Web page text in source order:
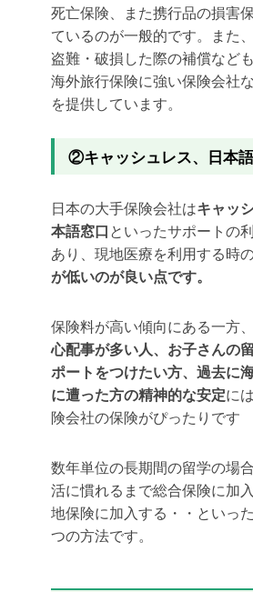
死亡保険、また携行品の損害
ているのが一般的です。また
盗難・破損した際の補償など
海外旅行保険に強い保険会社
を提供しています。
②キャッシュレス、日本
日本の大手保険会社はキャッ
本語窓口 といったサポートの
あり、現地医療を利用する時
が低いのが良い点です。
保険料が高い傾向にある一方、
心配事が多い人、お子さんの
ポートをつけたい方、過去に
に遭った方の精神的な安定に
険会社の保険がぴったりです
数年単位の長期間の留学の場
活に慣れるまで総合保険に加
地保険に加入する・・といっ
つの方法です。